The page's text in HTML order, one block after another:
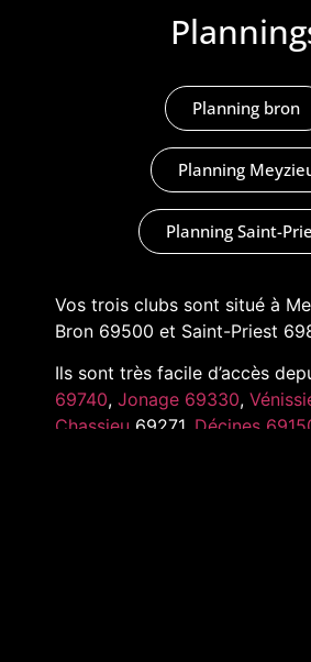
Planning bron
Planning
Planning Saint-
Vos trois clubs sont situé à
Bron 69500 et Saint-Priest
Ils sont très facile d’accès
69740, Jonage 69330,
Chassieu 69271, Décines